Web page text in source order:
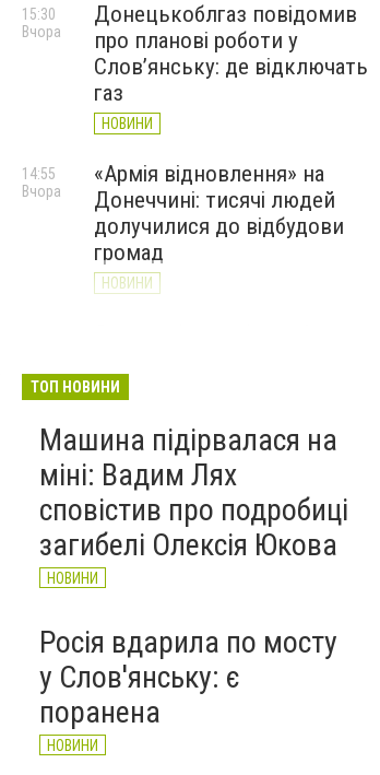
Донецькоблгаз повідомив
про планові роботи у
Слов’янську: де відключать
газ
НОВИНИ
15:30
Вчора
«Армія відновлення» на
Донеччині: тисячі людей
долучилися до відбудови
громад
НОВИНИ
14:55
Вчора
працюють на Донеччині
НОВИНИ
ТОП НОВИНИ
Машина підірвалася на
міні: Вадим Лях
сповістив про подробиці
загибелі Олексія Юкова
НОВИНИ
Росія вдарила по мосту
у Слов'янську: є
поранена
НОВИНИ